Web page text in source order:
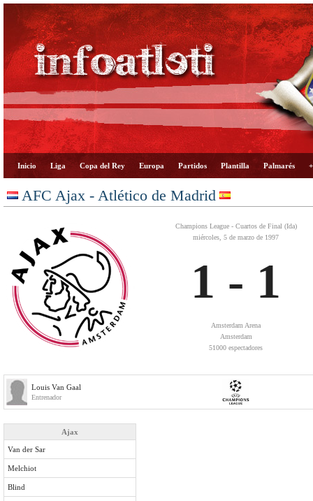
Inicio Liga Copa del Rey Europa Partidos Plantilla Palmarés
AFC Ajax - Atlético de Madrid
Champions League - Cuartos de Final (Ida)
miércoles, 5 de marzo de 1997
1 - 1
Amsterdam Arena
Amsterdam
51000 espectadores
Louis Van Gaal
Entrenador
Ajax
Van der Sar
Melchiot
Blind